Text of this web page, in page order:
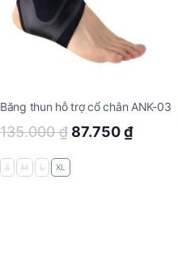
Băng thun hỗ trợ cổ chân ANK-03
135.000₫ Original
87.750₫
S M L XL